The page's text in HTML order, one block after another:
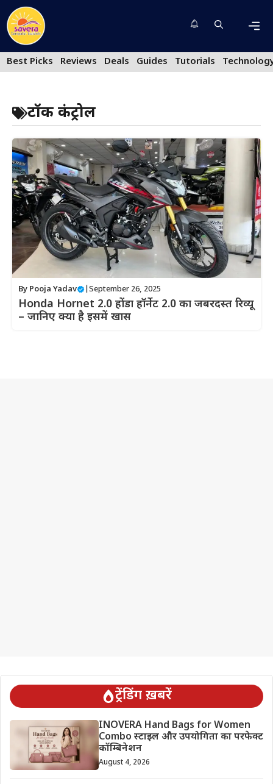
Skip
to
content
Best Picks
Reviews Deals Guides Tutorials
टॉर्क कंट्रोल
By Pooja Yadav September 26, 2025
Honda Hornet 2.0 होंडा हॉर्नेट 2.0 का जबरदस्त रिव्यू
– जानिए क्या है इसमें खास
ट्रेंडिंग ख़बरें
INOVERA Hand Bags for Women
Combo स्टाइल और उपयोगिता का परफेक्ट
कॉम्बिनेशन
August 4, 2026